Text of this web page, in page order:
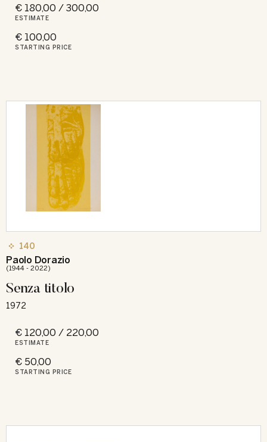
€ 180,00 / 300,00
ESTIMATE
€ 100,00
STARTING PRICE
140
Paolo Dorazio
(1944 - 2022)
Senza titolo
1972
€ 120,00 / 220,00
ESTIMATE
€ 50,00
STARTING PRICE